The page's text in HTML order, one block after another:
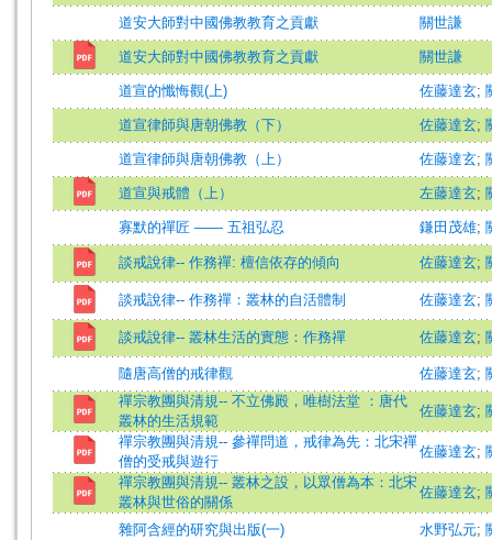
道安大師對中國佛教教育之貢獻 關世謙
道安大師對中國佛教教育之貢獻 關世謙
道宣的懺悔觀(上) 佐藤達玄;
道宣律師與唐朝佛教（下） 佐藤達玄;
道宣律師與唐朝佛教（上） 佐藤達玄;
道宣與戒體（上） 左藤達玄;
寡默的禪匠 —— 五祖弘忍 鎌田茂雄;
談戒說律-- 作務禪: 檀信依存的傾向 佐藤達玄;
談戒說律-- 作務禪：叢林的自活體制 佐藤達玄;
談戒說律-- 叢林生活的實態：作務禪 佐藤達玄;
隨唐高僧的戒律觀 佐藤達玄;
禪宗教團與清規-- 不立佛殿，唯樹法堂 ：唐代
叢林的生活規範
佐藤達玄;
禪宗教團與清規-- 參禪問道，戒律為先：北宋禪
僧的受戒與遊行
佐藤達玄;
禪宗教團與清規-- 叢林之設，以眾僧為本：北宋
叢林與世俗的關係
佐藤達玄;
雜阿含經的研究與出版(一) 水野弘元;